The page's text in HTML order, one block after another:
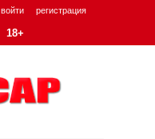
войти регистрация
18+